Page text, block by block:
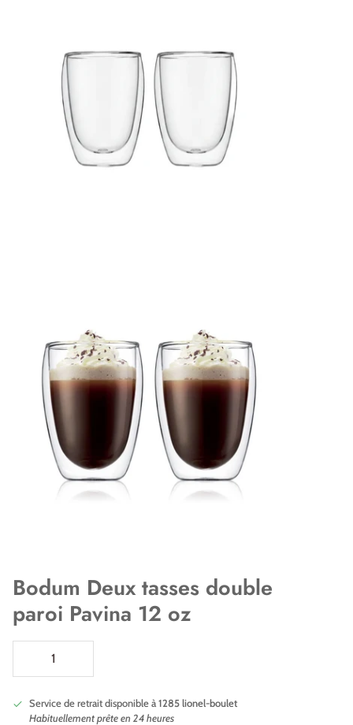
Bodum Deux tasses double
paroi Pavina 12 oz
Service de retrait disponible à1285 lionel-boulet
Habituellement prête en 24 heures